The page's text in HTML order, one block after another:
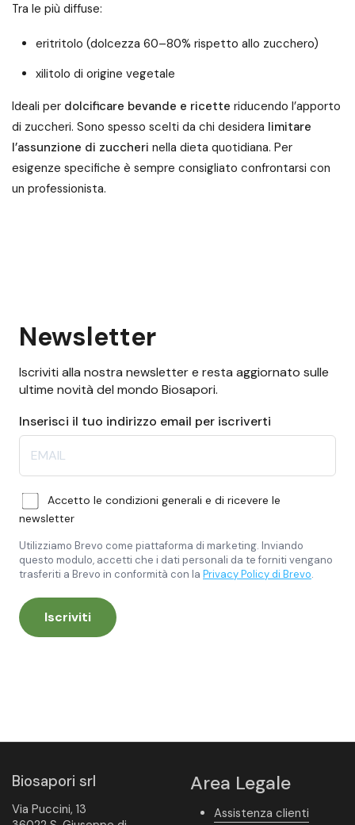
Tra le più diffuse:
eritritolo (dolcezza 60–80% rispetto allo zucchero)
xilitolo di origine vegetale
Ideali per dolcificare bevande e ricette riducendo l’apporto
di zuccheri. Sono spesso scelti da chi desidera limitare
l’assunzione di zuccheri nella dieta quotidiana. Per
esigenze specifiche è sempre consigliato confrontarsi con
un professionista.
Newsletter
Iscriviti alla nostra newsletter e resta aggiornato sulle
ultime novità del mondo Biosapori.
Inserisci il tuo indirizzo email per iscriverti
Accetto le condizioni generali e di ricevere le
newsletter
Utilizziamo Brevo come piattaforma di marketing. Inviando
questo modulo, accetti che i dati personali da te forniti vengano
trasferiti a Brevo in conformità con la Privacy Policy di Brevo.
Iscriviti
Biosapori srl
Via Puccini, 13
Area Legale
Assistenza clienti